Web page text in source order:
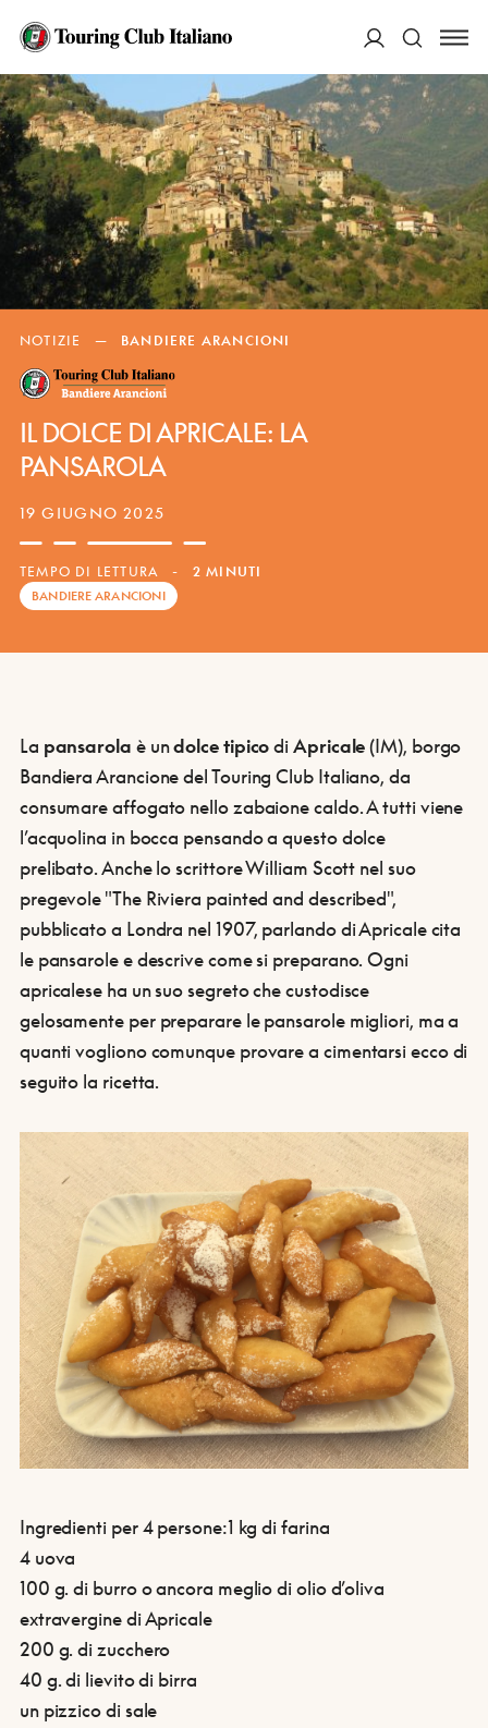
Cerca
NOTIZIE — BANDIERE ARANCIONI
IL DOLCE DI APRICALE: LA
PANSAROLA
19 GIUGNO 2025
TEMPO DI LETTURA - 2 MINUTI
BANDIERE ARANCIONI
La pansarola è undolce tipicodiApricale(IM), borgo
Bandiera Arancione del Touring Club Italiano, da
consumare affogato nello zabaione caldo. A tutti viene
l’acquolina in bocca pensando a questo dolce
prelibato. Anche lo scrittore William Scott nel suo
pregevole "The Riviera painted and described",
pubblicato a Londra nel 1907, parlando di Apricale cita
le pansarole e descrive come si preparano. Ogni
apricalese ha un suo segreto che custodisce
gelosamente per preparare le pansarole migliori, ma a
quanti vogliono comunque provare a cimentarsi ecco di
seguito la ricetta.
Ingredienti per 4 persone:1 kg di farina
4 uova
100 g. di burro o ancora meglio di olio d’oliva
extravergine di Apricale
200 g. di zucchero
40 g. di lievito di birra
un pizzico di sale